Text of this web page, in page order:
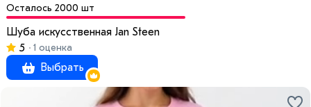
Осталось 2000 шт
Шуба искусственная Jan Steen
5
1 оценка
Выбрать